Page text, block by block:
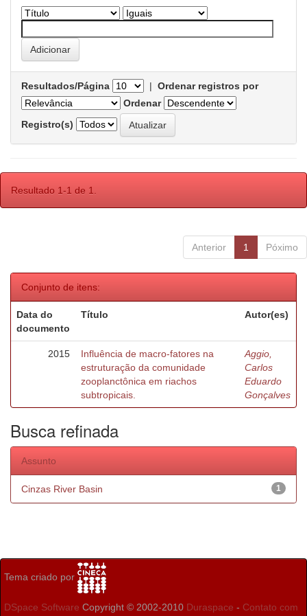
Resultados/Página | Ordenar registros por
Ordenar
Registro(s)
Resultado 1-1 de 1.
Anterior 1 Póximo
Conjunto de itens:
Data do
documento
Título Autor(es)
2015
Influência de macro-fatores na
estruturação da comunidade
zooplanctônica em riachos
subtropicais.
Aggio,
Carlos
Eduardo
Gonçalves
Busca refinada
Assunto
1
Cinzas River Basin
Tema criado por
DSpace Software Copyright © 2002-2010 Duraspace - Contato com